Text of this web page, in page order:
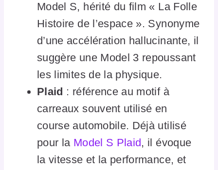
Model S, hérité du film « La Folle
Histoire de l’espace ». Synonyme
d’une accélération hallucinante, il
suggère une Model 3 repoussant
les limites de la physique.
Plaid : référence au motif à
carreaux souvent utilisé en
course automobile. Déjà utilisé
pour la Model S Plaid, il évoque
la vitesse et la performance, et